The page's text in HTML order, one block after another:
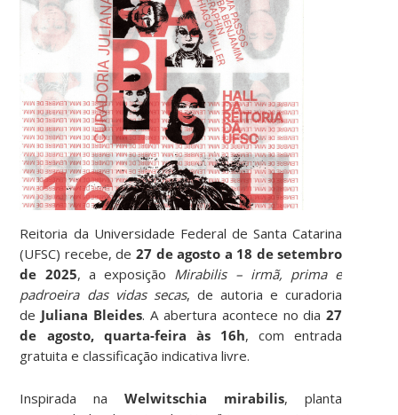
Reitoria da Universidade Federal de Santa Catarina
(UFSC) recebe, de27 de agosto a 18 de setembro
de 2025, a exposição Mirabilis – irmã, prima e
padroeira das vidas secas, de autoria e curadoria
de Juliana Bleides. A abertura acontece no dia27
de agosto, quarta-feira às 16h, com entrada
gratuita e classificação indicativa livre.
Inspirada naWelwitschia mirabilis, planta